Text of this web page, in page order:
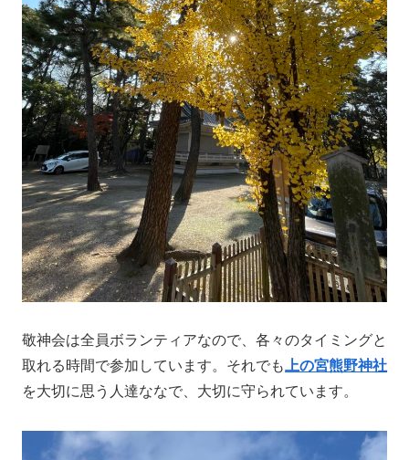
敬神会は全員ボランティアなので、各々のタイミングと
取れる時間で参加しています。それでも
上の宮熊野神社
を大切に思う人達ななで、大切に守られています。